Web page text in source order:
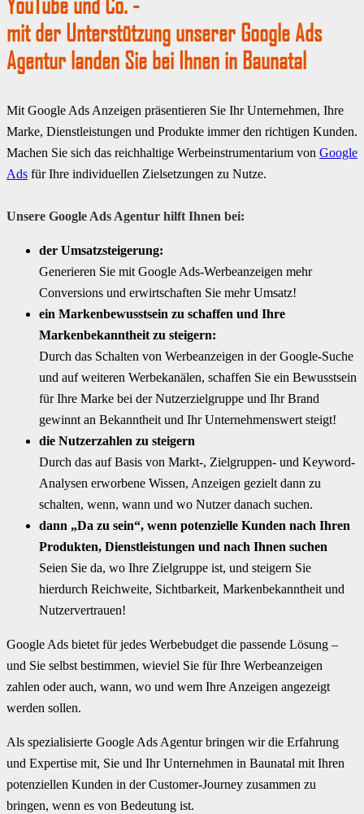
mit der Unterstützung unserer Google Ads
Agentur landen Sie bei Ihnen in Baunatal
Mit Google Ads Anzeigen präsentieren Sie Ihr Unternehmen, Ihre
Marke, Dienstleistungen und Produkte immer den richtigen Kunden.
Machen Sie sich das reichhaltige Werbeinstrumentarium von Google
Ads für Ihre individuellen Zielsetzungen zu Nutze.
Unsere Google Ads Agentur hilft Ihnen bei:
der Umsatzsteigerung:
Generieren Sie mit Google Ads-Werbeanzeigen mehr
Conversions und erwirtschaften Sie mehr Umsatz!
ein Markenbewusstsein zu schaffen und Ihre
Markenbekanntheit zu steigern:
Durch das Schalten von Werbeanzeigen in der Google-Suche
und auf weiteren Werbekanälen, schaffen Sie ein Bewusstsein
für Ihre Marke bei der Nutzerzielgruppe und Ihr Brand
gewinnt an Bekanntheit und Ihr Unternehmenswert steigt!
die Nutzerzahlen zu steigern
Durch das auf Basis von Markt-, Zielgruppen- und Keyword-
Analysen erworbene Wissen, Anzeigen gezielt dann zu
schalten, wenn, wann und wo Nutzer danach suchen.
dann „Da zu sein“, wenn potenzielle Kunden nach Ihren
Produkten, Dienstleistungen und nach Ihnen suchen
Seien Sie da, wo Ihre Zielgruppe ist, und steigern Sie
hierdurch Reichweite, Sichtbarkeit, Markenbekanntheit und
Nutzervertrauen!
Google Ads bietet für jedes Werbebudget die passende Lösung –
und Sie selbst bestimmen, wieviel Sie für Ihre Werbeanzeigen
zahlen oder auch, wann, wo und wem Ihre Anzeigen angezeigt
werden sollen.
Als spezialisierte Google Ads Agentur bringen wir die Erfahrung
und Expertise mit, Sie und Ihr Unternehmen in Baunatal mit Ihren
potenziellen Kunden in der Customer-Journey zusammen zu
bringen, wenn es von Bedeutung ist.